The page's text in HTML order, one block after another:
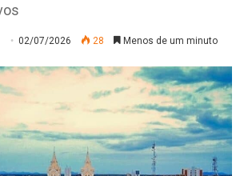
mail
02/07/2026 28 Menos de um minuto